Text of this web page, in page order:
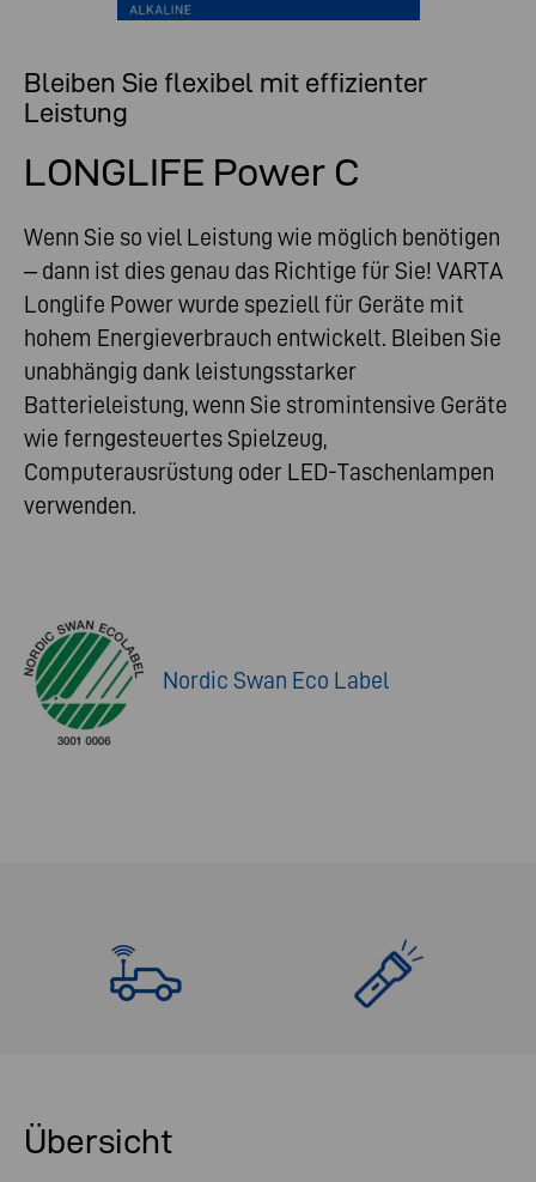
Bleiben Sie flexibel mit effizienter
Leistung
LONGLIFE Power C
Wenn Sie so viel Leistung wie möglich benötigen
– dann ist dies genau das Richtige für Sie! VARTA
Longlife Power wurde speziell für Geräte mit
hohem Energieverbrauch entwickelt. Bleiben Sie
unabhängig dank leistungsstarker
Batterieleistung, wenn Sie stromintensive Geräte
wie ferngesteuertes Spielzeug,
Computerausrüstung oder LED-Taschenlampen
verwenden.
Nordic Swan Eco Label
Übersicht